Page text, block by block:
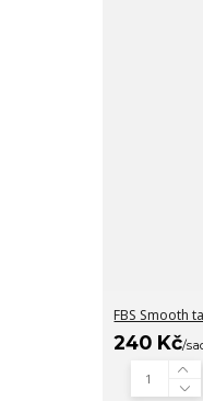
FBS Smooth
240 Kč/